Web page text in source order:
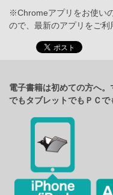
※Chromeアプリをお使い
ので、最新のアプリをご利
電子書籍は初めての方へ
でもタブレットでもＰＣで